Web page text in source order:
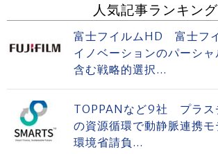
人気記事ランキング
富士フイルムHD 富士フ
イノベーションのパーシ
含む戦略的選択...
TOPPANなど9社 プラス
の資源循環で動静脈連携
環境省請負...